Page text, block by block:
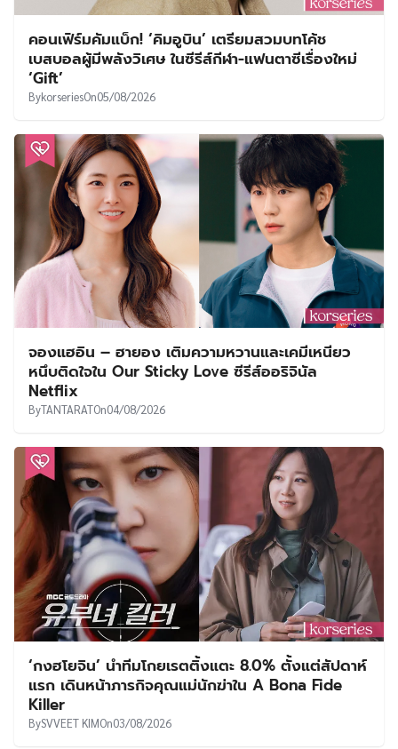
คอนเฟิร์มคัมแบ็ก! ‘คิมอูบิน’ เตรียมสวมบทโค้ช
เบสบอลผู้มีพลังวิเศษ ในซีรีส์กีฬา-แฟนตาซีเรื่องใหม่
‘Gift’
BykorseriesOn05/08/2026
จองแฮอิน – ฮายอง เติมความหวานและเคมีเหนียว
หนึบติดใจใน Our Sticky Love ซีรีส์ออริจินัล
Netflix
ByTANTARATOn04/08/2026
‘กงฮโยจิน’ นำทีมโกยเรตติ้งแตะ 8.0% ตั้งแต่สัปดาห์
แรก เดินหน้าภารกิจคุณแม่นักฆ่าใน A Bona Fide
Killer
BySVVEET KIMOn03/08/2026